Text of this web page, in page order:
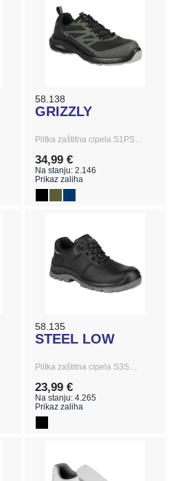
58.138
GRIZZLY
Plitka zaštitna cipela S1PS…
34,99 €
Na stanju: 2.146
Prikaz zaliha
58.135
STEEL LOW
Plitka zaštitna cipela S3S…
23,99 €
Na stanju: 4.265
Prikaz zaliha